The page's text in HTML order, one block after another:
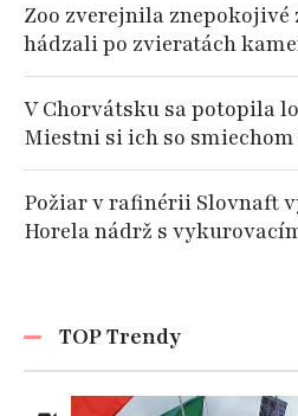
Zoo zverejnila znepokojivé
hádzali po zvieratách
V Chorvátsku sa potopila
Miestni si ich so
Požiar v rafinérii Slovnaft
Horela nádrž s
TOP Trendy